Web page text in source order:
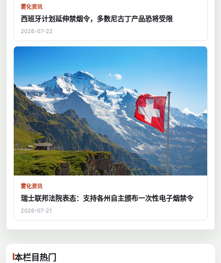
雾化资讯
西班牙计划延伸禁烟令，多数尼古丁产品恐将受限
2026-07-22
雾化资讯
瑞士联邦法院表态：支持各州自主颁布一次性电子烟禁令
2026-07-21
本栏目热门